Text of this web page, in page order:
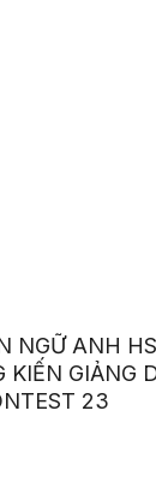
NGỮ ANH
KIẾN GIẢNG
23